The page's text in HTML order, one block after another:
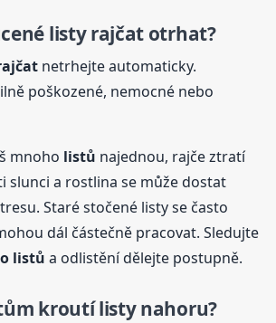
listy rajčat otrhat?
netrhejte automaticky.
poškozené, nemocné nebo
mnoho listů najednou, rajče ztratí
slunci a rostlina se může dostat
Staré stočené listy se často
dál částečně pracovat. Sledujte
listů a odlistění dělejte postupně.
kroutí listy nahoru?